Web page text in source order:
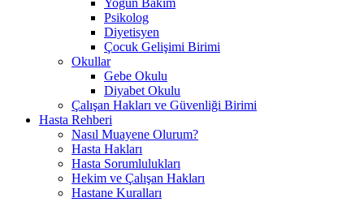
Psikolog
Diyetisyen
Çocuk Gelişimi Birimi
Okullar
Gebe Okulu
Diyabet Okulu
Çalışan Hakları ve Güvenliği Birimi
Hasta Rehberi
Nasıl Muayene Olurum?
Hasta Hakları
Hasta Sorumlulukları
Hekim ve Çalışan Hakları
Hastane Kuralları